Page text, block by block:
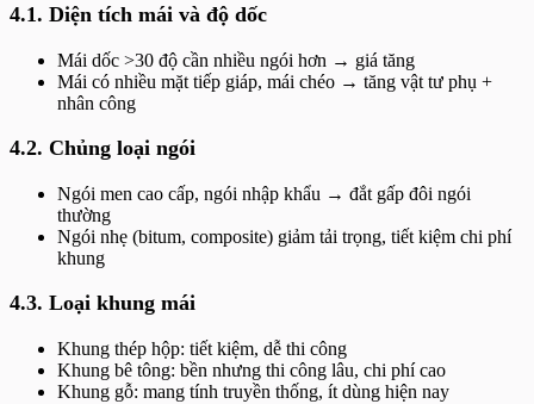
4.1. Diện tích mái và độ dốc
Mái dốc >30 độ cần nhiều ngói hơn → giá tăng
Mái có nhiều mặt tiếp giáp, mái chéo → tăng vật tư phụ +
nhân công
4.2. Chủng loại ngói
Ngói men cao cấp, ngói nhập khẩu → đắt gấp đôi ngói
thường
Ngói nhẹ (bitum, composite) giảm tải trọng, tiết kiệm chi phí
khung
4.3. Loại khung mái
Khung thép hộp: tiết kiệm, dễ thi công
Khung bê tông: bền nhưng thi công lâu, chi phí cao
Khung gỗ: mang tính truyền thống, ít dùng hiện nay